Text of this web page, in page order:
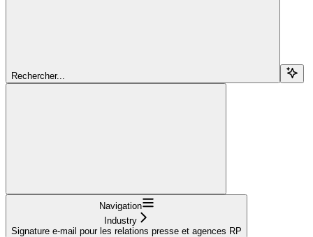
Rechercher...
Navigation
Industry
Signature e-mail pour les relations presse et agences RP